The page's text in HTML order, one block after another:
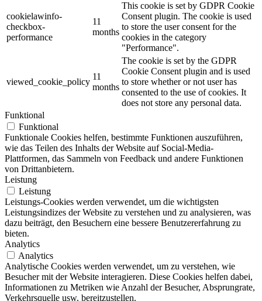
cookielawinfo-
checkbox-
performance
11
months
This cookie is set by GDPR Cookie
Consent plugin. The cookie is used
to store the user consent for the
cookies in the category
"Performance".
viewed_cookie_policy
11
months
The cookie is set by the GDPR
Cookie Consent plugin and is used
to store whether or not user has
consented to the use of cookies. It
does not store any personal data.
Funktional
Funktional
Funktionale Cookies helfen, bestimmte Funktionen auszuführen,
wie das Teilen des Inhalts der Website auf Social-Media-
Plattformen, das Sammeln von Feedback und andere Funktionen
von Drittanbietern.
Leistung
Leistung
Leistungs-Cookies werden verwendet, um die wichtigsten
Leistungsindizes der Website zu verstehen und zu analysieren, was
dazu beiträgt, den Besuchern eine bessere Benutzererfahrung zu
bieten.
Analytics
Analytics
Analytische Cookies werden verwendet, um zu verstehen, wie
Besucher mit der Website interagieren. Diese Cookies helfen dabei,
Informationen zu Metriken wie Anzahl der Besucher, Absprungrate,
Verkehrsquelle usw. bereitzustellen.